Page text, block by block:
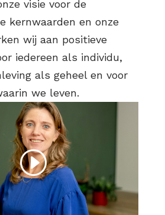
visie voor de
kernwaarden en onze
wij aan positieve
iedereen als individu,
als geheel en voor
we leven.